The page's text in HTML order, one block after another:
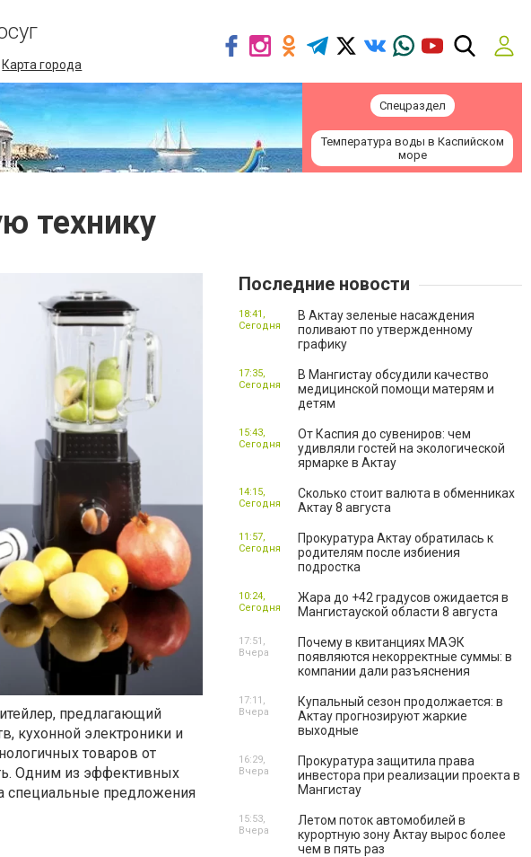
Карта города
Спецраздел
Температура воды в Каспийском
море
технику
предлагающий
кухонной электроники и
товаров от
Одним из эффективных
специальные предложения
Последние новости
В Актау зеленые насаждения
поливают по утвержденному
графику
18:41,
Сегодня
В Мангистау обсудили качество
медицинской помощи матерям и
детям
17:35,
Сегодня
От Каспия до сувениров: чем
удивляли гостей на экологической
ярмарке в Актау
15:43,
Сегодня
Сколько стоит валюта в обменниках
Актау 8 августа
14:15,
Сегодня
Прокуратура Актау обратилась к
родителям после избиения
подростка
11:57,
Сегодня
Жара до +42 градусов ожидается в
Мангистауской области 8 августа
10:24,
Сегодня
Почему в квитанциях МАЭК
появляются некорректные суммы: в
компании дали разъяснения
17:51,
Вчера
Купальный сезон продолжается: в
Актау прогнозируют жаркие
выходные
17:11,
Вчера
Прокуратура защитила права
инвестора при реализации проекта в
Мангистау
16:29,
Вчера
Летом поток автомобилей в
курортную зону Актау вырос более
чем в пять раз
15:53,
Вчера